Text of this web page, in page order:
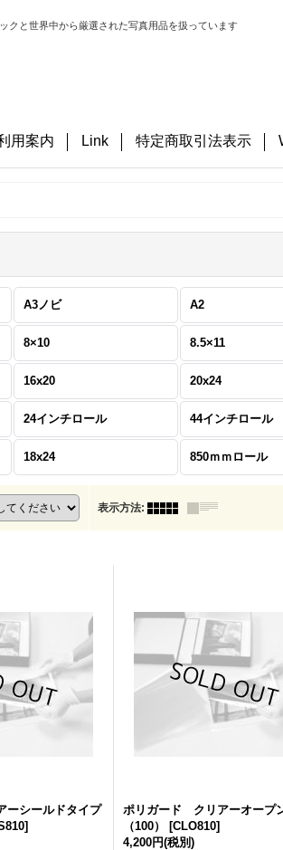
クと世界中から厳選された写真用品を扱っています
用案内 Link 特定商取引法表示
A3ノビ A2
8×10 8.5×11
16x20 20x24
24インチロール 44インチロール
18x24 850ｍｍロール
表示方法:
シールドタイプ
]
ポリガード クリアーオープ
（100）
[CLO810]
4,200円(税別)